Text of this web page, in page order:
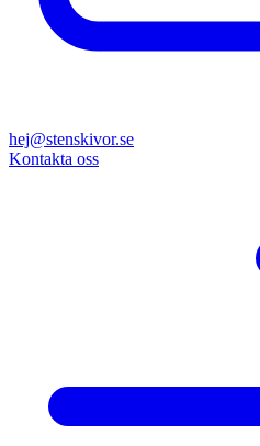
hej@stenskivor.se
Kontakta oss